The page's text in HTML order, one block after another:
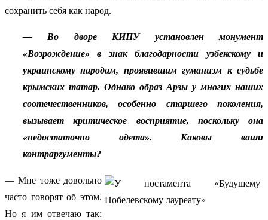
сохранить себя как народ.
— Во дворе КИПУ установлен монумент
«Возрождение» в знак благодарности узбекскому и
украинскому народам, проявившим гуманизм к судьбе
крымских татар. Однако образ Арзы у многих наших
соотечественников, особенно старшего поколения,
вызывает критическое восприятие, поскольку она
«недостаточно одета». Каковы ваши
контраргументы?
— Мне тоже довольно
часто говорят об этом.
Но я им отвечаю так: